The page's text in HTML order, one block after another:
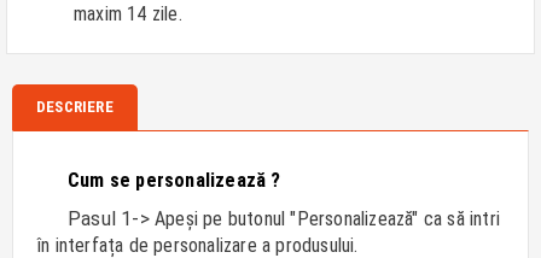
maxim 14 zile.
DESCRIERE
Cum se personalizează ?
Pasul 1->Apeși pe butonul "Personalizează" ca să intri
în interfața de personalizare a produsului.